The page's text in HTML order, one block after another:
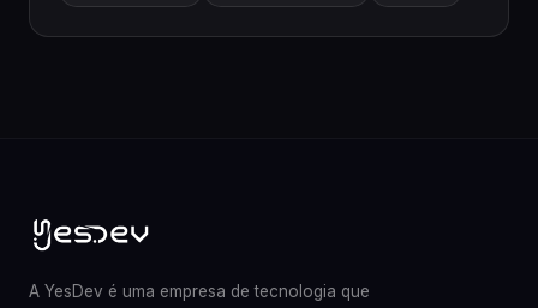
A YesDev é uma empresa de tecnologia que